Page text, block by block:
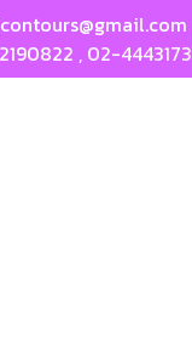
, 02-4443173